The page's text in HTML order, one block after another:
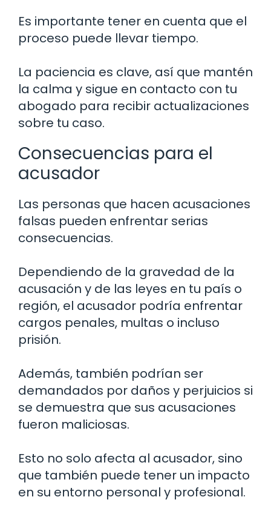
Es importante tener en cuenta que el
proceso puede llevar tiempo.
La paciencia es clave, así que mantén
la calma y sigue en contacto con tu
abogado para recibir actualizaciones
sobre tu caso.
Consecuencias para el
acusador
Las personas que hacen acusaciones
falsas pueden enfrentar serias
consecuencias.
Dependiendo de la gravedad de la
acusación y de las leyes en tu país o
región, el acusador podría enfrentar
cargos penales, multas o incluso
prisión.
Además, también podrían ser
demandados por daños y perjuicios si
se demuestra que sus acusaciones
fueron maliciosas.
Esto no solo afecta al acusador, sino
que también puede tener un impacto
en su entorno personal y profesional.